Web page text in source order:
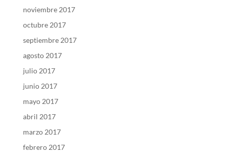
noviembre 2017
octubre 2017
septiembre 2017
agosto 2017
julio 2017
junio 2017
mayo 2017
abril 2017
marzo 2017
febrero 2017